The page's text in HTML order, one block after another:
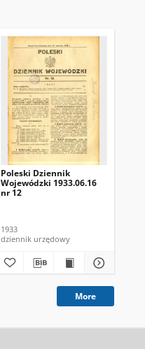
Poleski Dziennik
Wojewódzki 1933.06.16
nr 12
1933
dziennik urzędowy
More